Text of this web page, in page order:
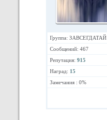
Группа: ЗАВСЕГДАТАЙ
Сообщений: 467
Репутация: 915
Наград: 15
Замечания : 0%